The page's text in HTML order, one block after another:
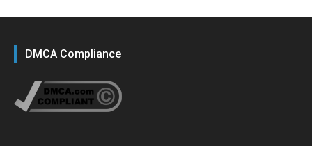
DMCA Compliance